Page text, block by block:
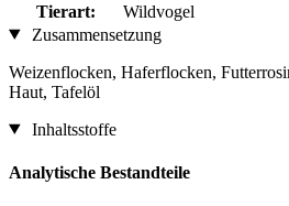
Tierart:
Wildvogel
Zusammensetzung
Weizenflocken, Haferflocken,
Haut, Tafelöl
Inhaltsstoffe
Analytische Bestandteile